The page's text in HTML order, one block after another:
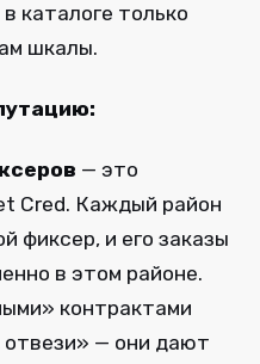
каталоге только
шкалы.
— это
Cred. Каждый район
фиксер, и его заказы
в этом районе.
контрактами
отвези» — они дают